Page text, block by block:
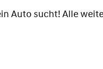
Auto sucht! Alle